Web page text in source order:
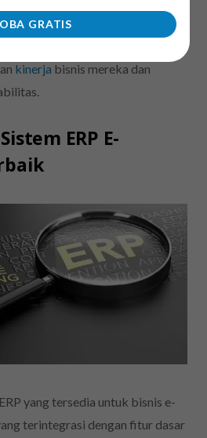
GRATIS
membuat keputusan yang lebih
kinerja bisnis mereka dan
ERP E-
yang tersedia untuk bisnis e-
terintegrasi dengan fitur dasar